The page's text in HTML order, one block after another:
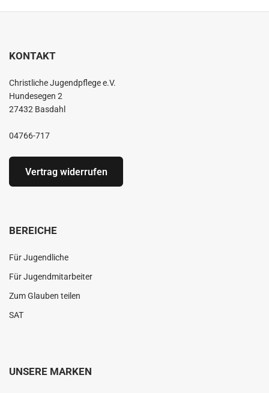
KONTAKT
Christliche Jugendpflege e.V.
Hundesegen 2
27432 Basdahl
04766-717
Vertrag widerrufen
BEREICHE
Für Jugendliche
Für Jugendmitarbeiter
Zum Glauben teilen
SAT
UNSERE MARKEN